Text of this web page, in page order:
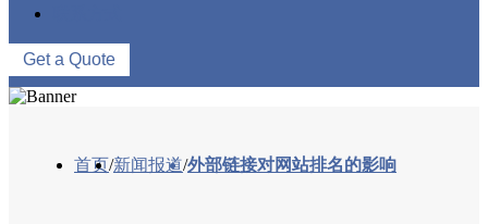
Get a Quote
首页/新闻报道/外部链接对网站排名的影响